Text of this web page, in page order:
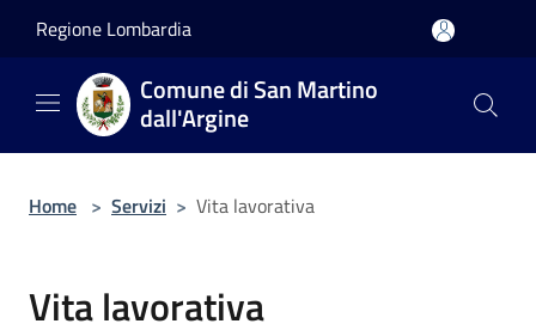
Regione Lombardia
Comune di San Martino
dall'Argine
Home > Servizi > Vita lavorativa
Vita lavorativa